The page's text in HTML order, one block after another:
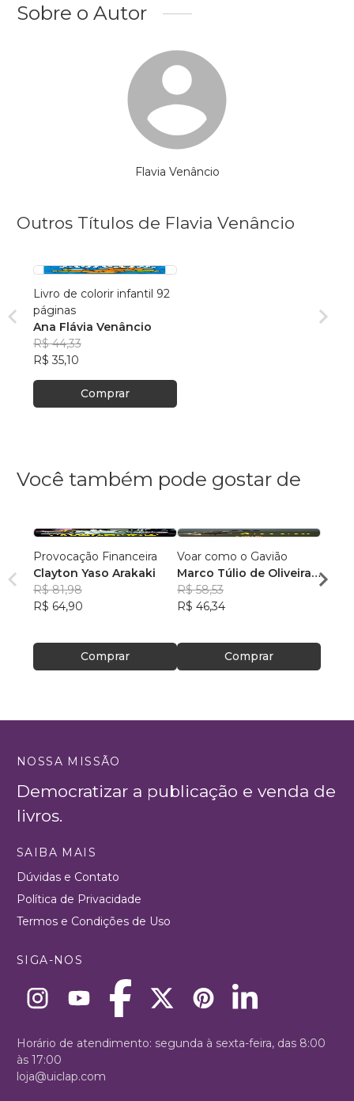
Sobre o Autor
Flavia Venâncio
Outros Títulos de Flavia Venâncio
Livro de colorir infantil 92
páginas
Ana Flávia Venâncio
R$ 44,33
R$ 35,10
Comprar
Você também pode gostar de
Provocação Financeira
Clayton Yaso Arakaki
R$ 81,98
R$ 64,90
Comprar
Voar como o Gavião
Marco Túlio de Oliveira
e Britto
R$ 58,53
R$ 46,34
Comprar
R$
NOSSA MISSÃO
Democratizar a publicação e venda de
livros.
SAIBA MAIS
Dúvidas e Contato
Política de Privacidade
Termos e Condições de Uso
SIGA-NOS
Horário de atendimento: segunda à sexta-feira, das 8:00
às 17:00
loja@uiclap.com